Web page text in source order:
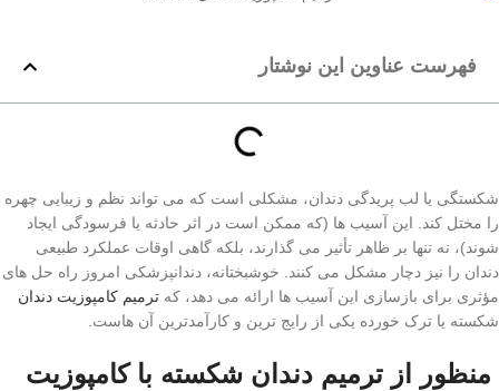
فهرست عناوین این نوشتار
شکستگی یا لب پریدگی دندان، مشکلی است که می تواند نظم و زیبایی چهره
را مختل کند. این آسیب ها (که ممکن است در اثر حادثه یا فرسودگی ایجاد
شوند)، نه تنها بر ظاهر تأثیر می گذارند، بلکه گاهی اوقات عملکرد طبیعی
دندان را نیز دچار مشکل می کنند. خوشبختانه، دندانپزشکی امروز راه حل های
مؤثری برای بازسازی این آسیب ها ارائه می دهد، که ترمیم کامپوزیت دندان
شکسته یا ترک خورده یکی از رایج ترین و کارآمدترین آن هاست.
منظور از ترمیم دندان شکسته با کامپوزیت